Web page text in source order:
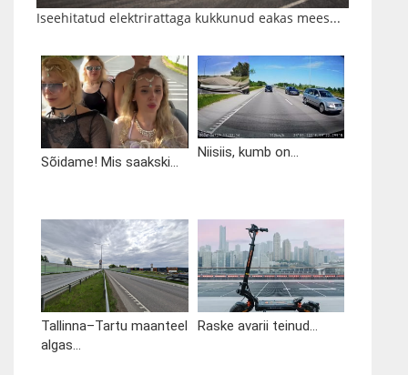
Iseehitatud elektrirattaga kukkunud eakas mees...
Sõidame! Mis saakski...
Niisiis, kumb on...
Tallinna–Tartu maanteel
algas...
Raske avarii teinud...